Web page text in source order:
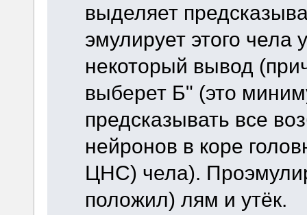
выделяет
эмулирует этого чела
некоторый вывод
выберет Б" (это
предсказывать все
нейронов в коре
ЦНС) чела).
положил) лям и утёк.